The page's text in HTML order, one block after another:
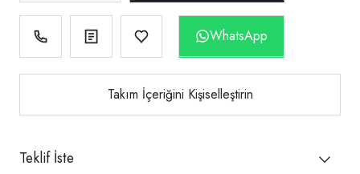
WhatsApp
Takım İçeriğini Kişiselleştirin
Teklif İste